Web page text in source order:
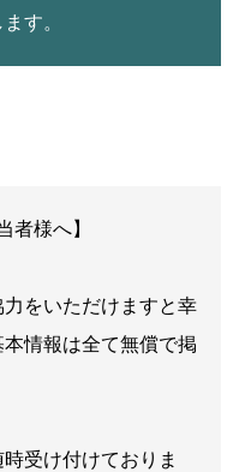
す。
者様へ】
をいただけますと幸
情報は全て無償で掲
受け付けておりま